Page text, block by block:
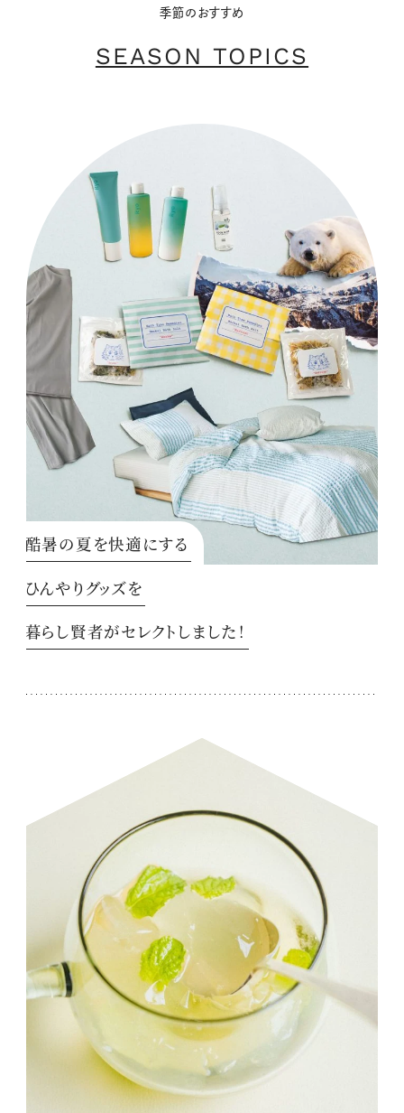
季節のおすすめ
SEASON TOPICS
酷暑の夏を快適にする
ひんやりグッズを
暮らし賢者がセレクトしました！